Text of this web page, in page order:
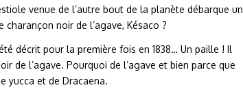
venue de l’autre bout de la planète débarque un
noir de l’agave, Késaco ?
décrit pour la première fois en 1838… Un paille ! Il
de l’agave. Pourquoi de l’agave et bien parce que
yucca et de Dracaena.